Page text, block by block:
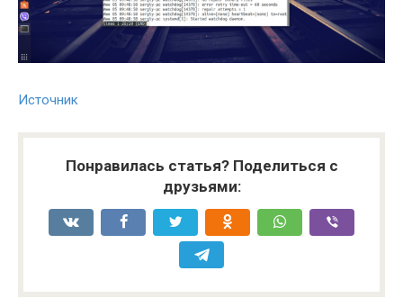
Источник
Понравилась статья? Поделиться с
друзьями: